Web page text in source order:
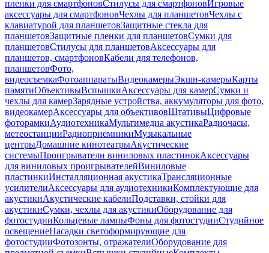
пленки для смартфоновСтилусы для смартфоновИгровые
аксессуары для смартфоновЧехлы для планшетовЧехлы с
клавиатурой для планшетовЗащитные стекла для
планшетовЗащитные пленки для планшетовСумки для
планшетовСтилусы для планшетовАксессуары для
планшетов, смартфоновКабели для телефонов,
планшетовФото,
видеосъемкаФотоаппаратыВидеокамерыЭкшн-камерыКарты
памятиОбъективыВспышкиАксессуары для камерСумки и
чехлы для камерЗарядные устройства, аккумуляторы для фото,
видеокамерАксессуары для объективовШтативыЦифровые
фоторамкиАудиотехникаМультимедиа акустикаРадиочасы,
метеостанцииРадиоприемникиМузыкальные
центрыДомашние кинотеатрыАкустические
системыПроигрыватели виниловых пластинокАксессуары
для виниловых проигрывателейВиниловые
пластинкиИнсталляционная акустикаТрансляционные
усилителиАксессуары для аудиотехникиКомплектующие для
акустикиАкустические кабелиПодставки, стойки для
акустикиСумки, чехлы для акустикиОборудование для
фотостудииКольцевые лампыФоны для фотостудииСтудийное
освещениеНасадки светоформирующие для
фотостудииФотозонты, отражателиОборудование для